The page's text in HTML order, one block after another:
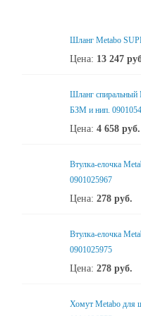
Шланг Metabo
Цена: 13 247
Шланг спиральный
БЗМ и нип.
Цена: 4 658 руб.
Втулка-елочка
0901025967
Цена: 278 руб.
Втулка-елочка
0901025975
Цена: 278 руб.
Хомут Metabo для